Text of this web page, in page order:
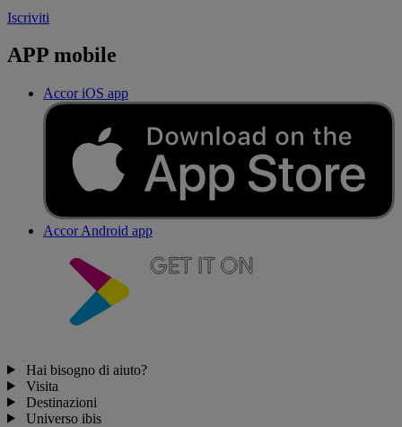
Iscriviti
APP mobile
Accor iOS app
Accor Android app
Hai bisogno di aiuto?
Visita
Destinazioni
Universo ibis